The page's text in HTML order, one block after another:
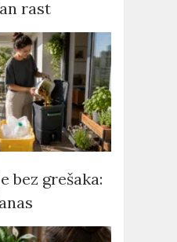
rast
bez grešaka: